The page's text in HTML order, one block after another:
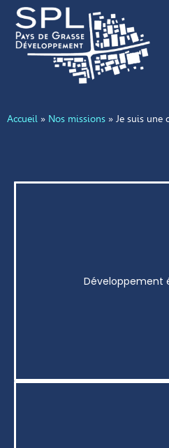
Accueil » Nos missions » Je suis une
Développement